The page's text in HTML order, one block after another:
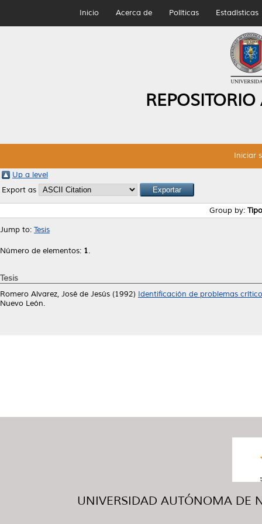
Inicio Acerca de Políticas Estadísticas
Iniciar
Up a level
Export as
Group by:
Jump to: Tesis
Número de elementos: 1.
Tesis
Romero Alvarez, José de Jesús (1992) Identificación de problemas
Nuevo León.
UNIVERSIDAD AUTÓNOMA DE